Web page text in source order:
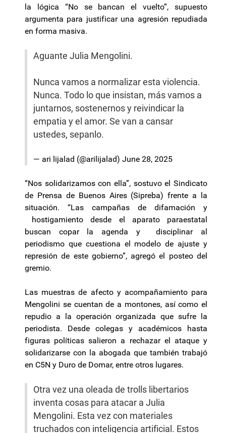
la lógica “No se bancan el vuelto”, supuesto
argumenta para justificar una agresión repudiada
en forma masiva.
Aguante Julia Mengolini.
Nunca vamos a normalizar esta violencia.
Nunca. Todo lo que insistan, más vamos a
juntarnos, sostenernos y reivindicar la
empatia y el amor. Se van a cansar
ustedes, sepanlo.
— ari lijalad (@arilijalad) June 28, 2025
“Nos solidarizamos con ella”, sostuvo el Sindicato
de Prensa de Buenos Aires (Sipreba) frente a la
situación. “Las campañas de difamación y
hostigamiento desde el aparato paraestatal
buscan copar la agenda y disciplinar al
periodismo que cuestiona el modelo de ajuste y
represión de este gobierno”, agregó el posteo del
gremio.
Las muestras de afecto y acompañamiento para
Mengolini se cuentan de a montones, así como el
repudio a la operación organizada que sufre la
periodista. Desde colegas y académicos hasta
figuras políticas salieron a rechazar el ataque y
solidarizarse con la abogada que también trabajó
en C5N y Duro de Domar, entre otros lugares.
Otra vez una oleada de trolls libertarios
inventa cosas para atacar a Julia
Mengolini. Esta vez con materiales
truchados con inteligencia artificial. Estos